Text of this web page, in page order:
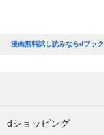
漫画無料試し読みならdブック
dショッピング